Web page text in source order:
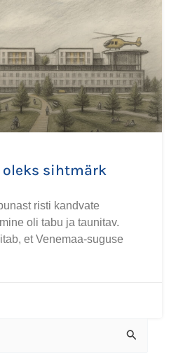
oleks sihtmärk
risti kandvate
oli tabu ja taunitav.
et Venemaa-suguse